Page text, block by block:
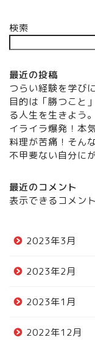
検索
最近の投稿
つらい経験を学び
目的は「勝つこと
る人生を生きよう。
イライラ爆発！本
料理が苦痛！そん
不甲斐ない自分に
最近のコメント
表示できるコメン
2023年3月
2023年2月
2023年1月
2022年12月